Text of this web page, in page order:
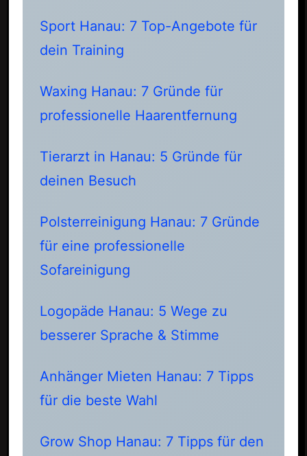
Sport Hanau: 7 Top-Angebote für
dein Training
Waxing Hanau: 7 Gründe für
professionelle Haarentfernung
Tierarzt in Hanau: 5 Gründe für
deinen Besuch
Polsterreinigung Hanau: 7 Gründe
für eine professionelle
Sofareinigung
Logopäde Hanau: 5 Wege zu
besserer Sprache & Stimme
Anhänger Mieten Hanau: 7 Tipps
für die beste Wahl
Grow Shop Hanau: 7 Tipps für den